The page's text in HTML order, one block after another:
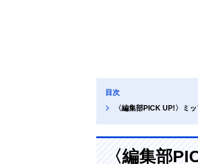
目次
〈編集部PICK UP!〉ミ
〈編集部